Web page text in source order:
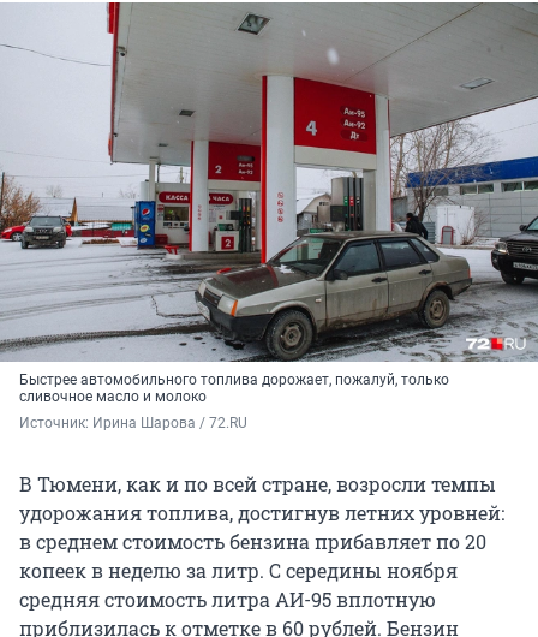
Быстрее автомобильного топлива дорожает, пожалуй, только
сливочное масло и молоко
Источник: Ирина Шарова / 72.RU
В Тюмени, как и по всей стране, возросли темпы
удорожания топлива, достигнув летних уровней:
в среднем стоимость бензина прибавляет по 20
копеек в неделю за литр. С середины ноября
средняя стоимость литра АИ-95 вплотную
приблизилась к отметке в 60 рублей. Бензин